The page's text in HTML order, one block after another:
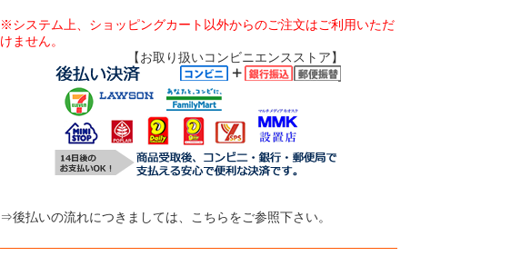
※システム上、ショッピングカート以外からのご注文はご利用いただ
けません。
【お取り扱いコンビニエンスストア】
⇒後払いの流れにつきましては、こちらをご参照下さい。